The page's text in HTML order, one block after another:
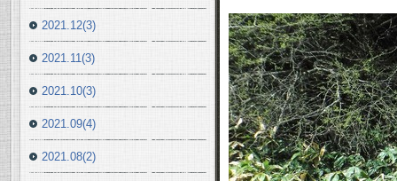
2021.12(3)
2021.11(3)
2021.10(3)
2021.09(4)
2021.08(2)